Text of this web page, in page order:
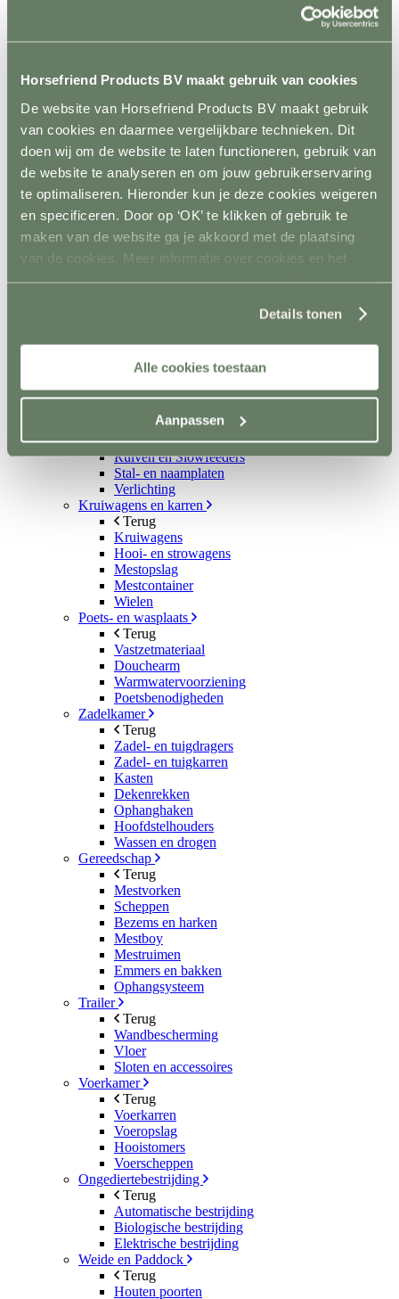
Horsefriend Products BV maakt gebruik van cookies
De website van Horsefriend Products BV maakt gebruik
van cookies en daarmee vergelijkbare technieken. Dit
doen wij om de website te laten functioneren, gebruik van
de website te analyseren en om jouw gebruikerservaring
te optimaliseren. Hieronder kun je deze cookies weigeren
en specificeren. Door op ‘OK’ te klikken of gebruik te
maken van de website ga je akkoord met de plaatsing
van de cookies. Meer informatie over cookies en het
gebruik van persoonsgegevens door Horsefriend
Details tonen
Alle cookies toestaan
Aanpassen
Lint
Permanentkabel
Schrikstroom apparaten
Isolatoren
Horseguard schriklint
Metaal
Terug
Weidepoorten
Panelsystemen
Paddockafrastering
Buisklemmen DIY
Roflex mobiele afrastering
Terug
Mobiel
Inrichting en vervoer
Stalinrichting
Voerbakken
Drinkbakken
Ruiven en Slowfeeders
Stal- en naamplaten
Verlichting
Kruiwagens en karren
Terug
Kruiwagens
Hooi- en strowagens
Mestopslag
Mestcontainer
Wielen
Poets- en wasplaats
Terug
Vastzetmateriaal
Douchearm
Warmwatervoorziening
Poetsbenodigheden
Zadelkamer
Terug
Zadel- en tuigdragers
Zadel- en tuigkarren
Kasten
Dekenrekken
Ophanghaken
Hoofdstelhouders
Wassen en drogen
Gereedschap
Terug
Mestvorken
Scheppen
Bezems en harken
Mestboy
Mestruimen
Emmers en bakken
Ophangsysteem
Trailer
Terug
Wandbescherming
Vloer
Sloten en accessoires
Voerkamer
Terug
Voerkarren
Voeropslag
Hooistomers
Voerscheppen
Ongediertebestrijding
Terug
Automatische bestrijding
Biologische bestrijding
Elektrische bestrijding
Weide en Paddock
Terug
Houten poorten